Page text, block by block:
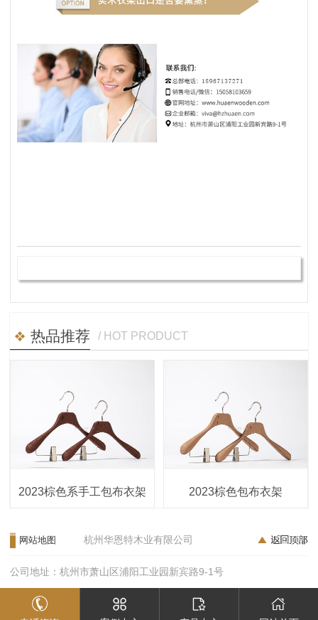
热品推荐 / HOT PRODUCT
2023棕色系手工包布衣架 2023棕色包布衣架
网站地图 杭州华恩特木业有限公司
公司地址：杭州市萧山区浦阳工业园新宾路9-1号